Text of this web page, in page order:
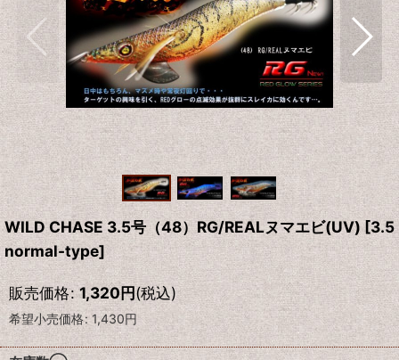
WILD CHASE 3.5号（48）RG/REALヌマエビ(UV) [3.5
normal-type]
販売価格: 1,320円(税込)
希望小売価格: 1,430円